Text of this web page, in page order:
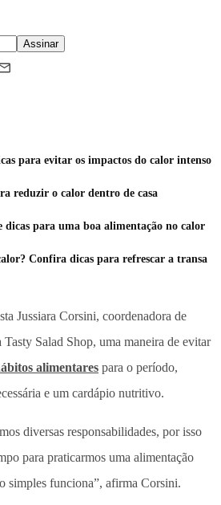
Assinar
para evitar os impactos do calor intenso
reduzir o calor dentro de casa
dicas para uma boa alimentação no calor
Confira dicas para refrescar a transa
Jussiara Corsini, coordenadora de
Salad Shop, uma maneira de evitar
alimentares para o período,
e um cardápio nutritivo.
diversas responsabilidades, por isso
para praticarmos uma alimentação
simples funciona”, afirma Corsini.